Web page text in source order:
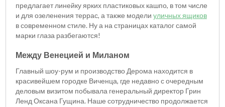
предлагает линейку ярких пластиковых кашпо, в том числе
и для озеленения террас, а также модели уличных ящиков
в современном стиле. Ну а на страницах каталог самой
марки глаза разбегаются!
Между Венецией и Миланом
Главный шоу-рум и производство Дерома находится в
красивейшем городке Виченца, где недавно с очередным
деловым визитом побывала генеральный директор Грин
Ленд Оксана Гущина. Наше сотрудничество продолжается